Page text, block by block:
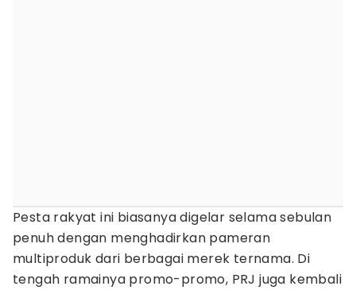
Pesta rakyat ini biasanya digelar selama sebulan
penuh dengan menghadirkan pameran
multiproduk dari berbagai merek ternama. Di
tengah ramainya promo-promo, PRJ juga kembali